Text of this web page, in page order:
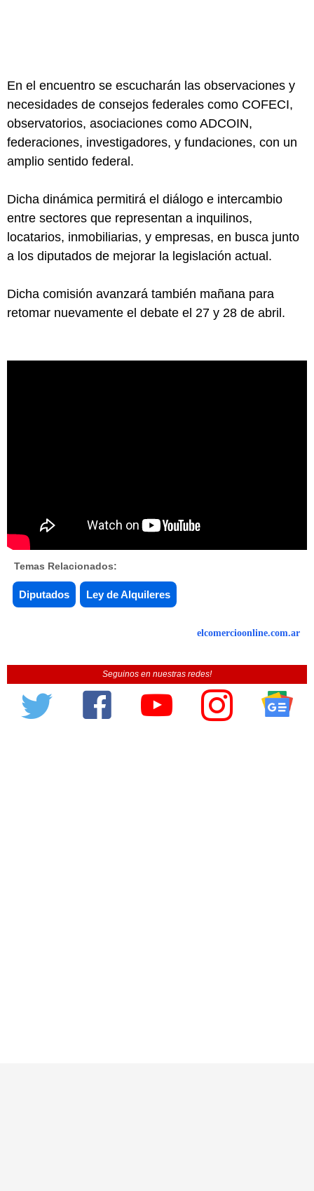
En el encuentro se escucharán las observaciones y
necesidades de consejos federales como COFECI,
observatorios, asociaciones como ADCOIN,
federaciones, investigadores, y fundaciones, con un
amplio sentido federal.
Dicha dinámica permitirá el diálogo e intercambio
entre sectores que representan a inquilinos,
locatarios, inmobiliarias, y empresas, en busca junto
a los diputados de mejorar la legislación actual.
Dicha comisión avanzará también mañana para
retomar nuevamente el debate el 27 y 28 de abril.
Temas Relacionados:
Diputados Ley de Alquileres
elcomercioonline.com.ar
Seguinos en nuestras redes!